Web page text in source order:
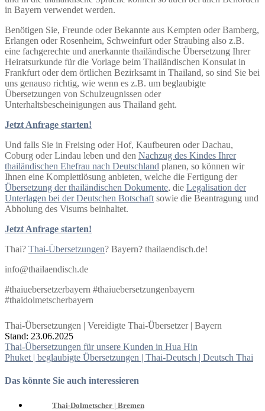
in Bayern verwendet werden.
Benötigen Sie, Freunde oder Bekannte aus Kempten oder Bamberg,
Erlangen oder Rosenheim, Schweinfurt oder Straubing also z.B.
eine fachgerechte und anerkannte thailändische Übersetzung Ihrer
Heiratsurkunde für die Vorlage beim Thailändischen Konsulat in
Frankfurt oder dem örtlichen Bezirksamt in Thailand, so sind Sie bei
uns genauso richtig, wie wenn es z.B. um beglaubigte
Übersetzungen von Schulzeugnissen oder
Unterhaltsbescheinigungen aus Thailand geht.
Jetzt Anfrage starten!
Und falls Sie in Freising oder Hof, Kaufbeuren oder Dachau,
Coburg oder Lindau leben und den Nachzug des Kindes Ihrer
thailändischen Ehefrau nach Deutschland planen, so können wir
Ihnen eine Komplettlösung anbieten, welche die Fertigung der
Übersetzung der thailändischen Dokumente, die Legalisation der
Unterlagen bei der Deutschen Botschaft sowie die Beantragung und
Abholung des Visums beinhaltet.
Jetzt Anfrage starten!
Thai? Thai-Übersetzungen? Bayern? thailaendisch.de!
info@thailaendisch.de
#thaiuebersetzerbayern #thaiuebersetzungenbayern
#thaidolmetscherbayern
Thai-Übersetzungen | Vereidigte Thai-Übersetzer | Bayern
Stand: 23.06.2025
Beitragsnavigation
Thai-Übersetzungen für unsere Kunden in Hua Hin
Phuket | beglaubigte Übersetzungen | Thai-Deutsch | Deutsch Thai
Das könnte Sie auch interessieren
Thai-Dolmetscher | Bremen